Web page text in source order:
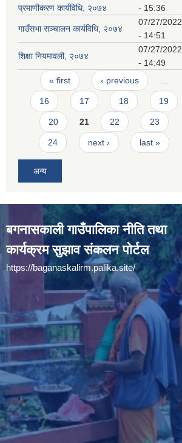
प्रमाणीकरण कार्यविधि, २०७४
- 15:36
गाउँसभा सञ्चालन कार्यविधि, २०७४
07/27/2022
- 14:51
शिक्षा नियमावली, २०७४
07/27/2022
- 14:49
Pages
« first ‹ previous
16 17 18 19
20 21 22 23
24 next › last »
अन्य
बगनासकाली गाउँपालिका नीति तथा
कार्यक्रम सुझाव संकलन पोर्टल
https://baganaskalirm.palika.site/